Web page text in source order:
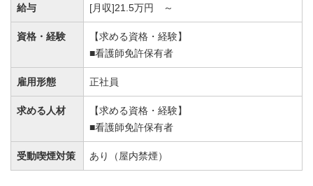
給与 [月収]21.5万円 ～
資格・経験
【求める資格・経験】
■看護師免許保有者
雇用形態 正社員
求める人材
【求める資格・経験】
■看護師免許保有者
受動喫煙対策 あり（屋内禁煙）